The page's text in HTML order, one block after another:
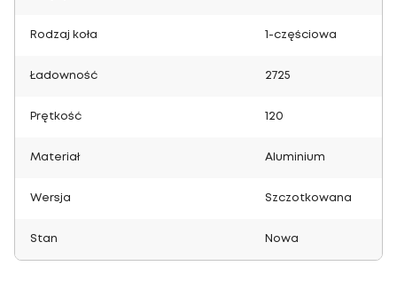
Rodzaj koła 1-częściowa
Ładowność 2725
Prętkość 120
Materiał Aluminium
Wersja Szczotkowana
Stan Nowa